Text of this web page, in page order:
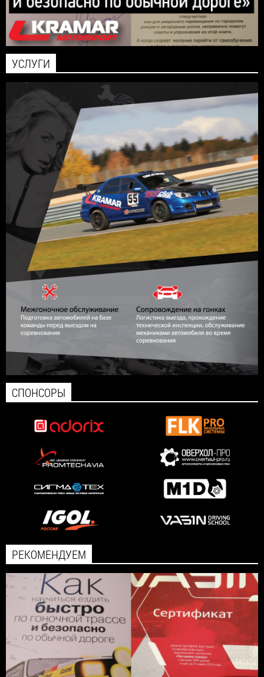
УСЛУГИ
СПОНСОРЫ
РЕКОМЕНДУЕМ